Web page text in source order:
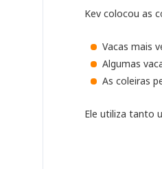
Kev colocou as
Vacas mais
Algumas
As coleiras
Ele utiliza tanto